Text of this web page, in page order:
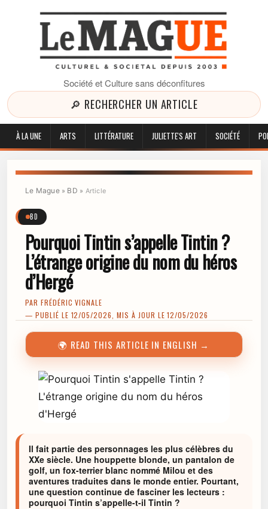
Société et Culture sans déconfitures
🔎 RECHERCHER UN ARTICLE
À LA UNE ARTS LITTÉRATURE JULIETTE'S ART SOCIÉTÉ
Le Mague» BD » Article
BD
Pourquoi Tintin s’appelle Tintin ?
L’étrange origine du nom du héros
d’Hergé
PAR FRÉDÉRIC VIGNALE
— PUBLIÉ LE 12/05/2026, MIS À JOUR LE 12/05/2026
🌍 READ THIS ARTICLE IN ENGLISH →
Il fait partie des personnages les plus célèbres du
XXe siècle. Une houppette blonde, un pantalon de
golf, un fox-terrier blanc nommé Milou et des
aventures traduites dans le monde entier. Pourtant,
une question continue de fasciner les lecteurs :
pourquoi Tintin s’appelle-t-il Tintin ?